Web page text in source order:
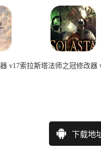
v17索拉斯塔法师之冠修改器
下载地